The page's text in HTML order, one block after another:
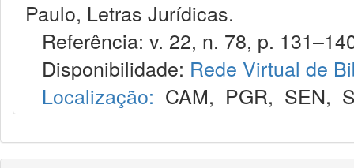
Paulo, Letras Jurídicas.
Referência: v. 22, n. 78, p.
Disponibilidade: Rede Virtual de
Localização: CAM, PGR, SEN,